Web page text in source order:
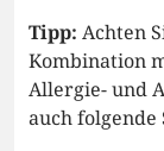
Tipp: Achten
Kombination
Allergie- und
auch